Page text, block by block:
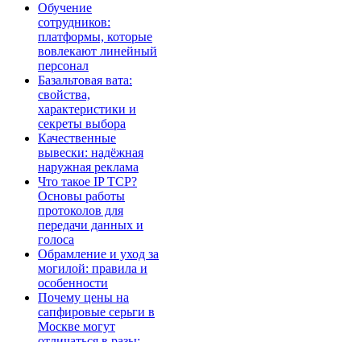
Обучение
сотрудников:
платформы, которые
вовлекают линейный
персонал
Базальтовая вата:
свойства,
характеристики и
секреты выбора
Качественные
вывески: надёжная
наружная реклама
Что такое IP TCP?
Основы работы
протоколов для
передачи данных и
голоса
Обрамление и уход за
могилой: правила и
особенности
Почему цены на
сапфировые серьги в
Москве могут